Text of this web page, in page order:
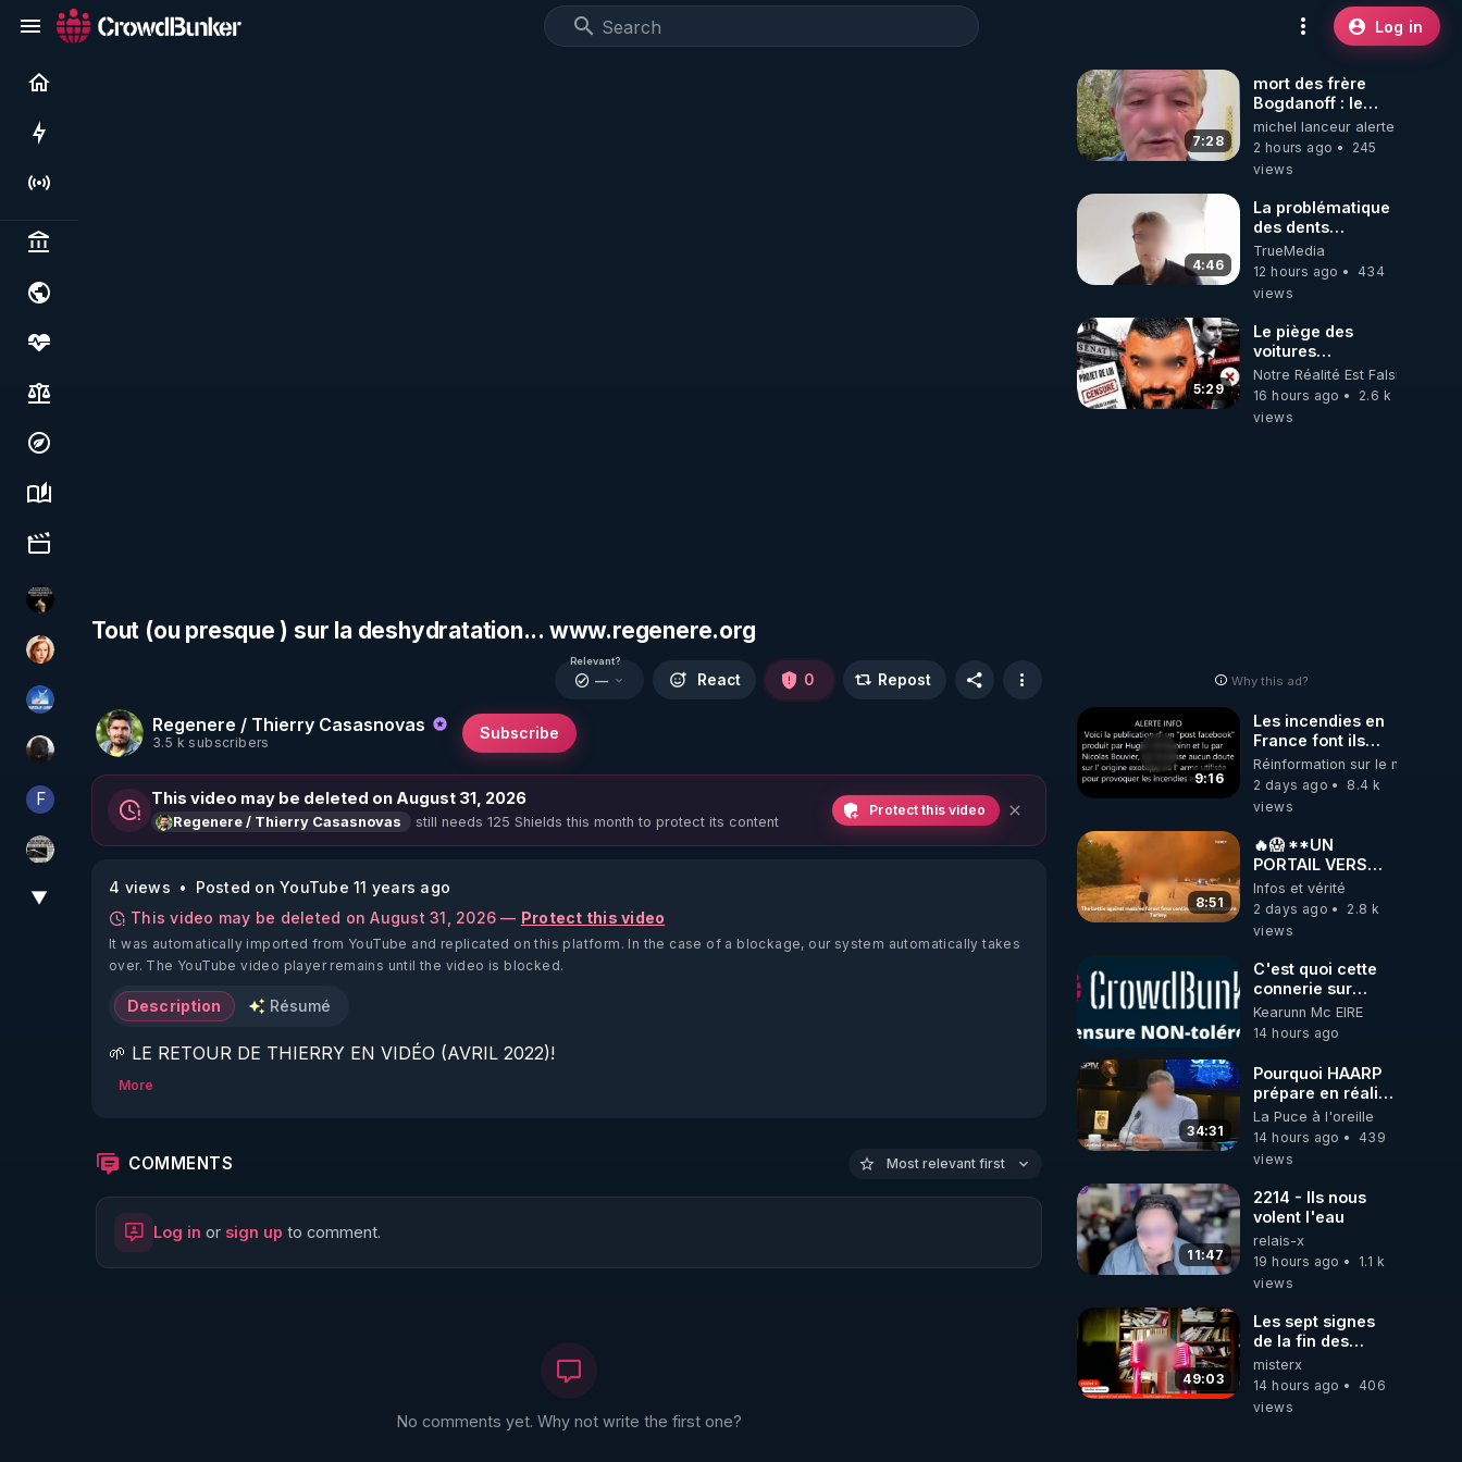
Log in
Politics & institutions
Society, justice & freedoms
Economy, environment & technology
Science, history & spirituality
Culture, media & entertainment
Infos et vérité
Ambr3
PAROLE LIBRE
TrueMedia
FFinalscape
ActuPlus11
▼
Tout (ou presque ) sur la deshydratation... www.regenere.org
Regenere / Thierry Casasnovas
3.5 k subscribers
Subscribe
Relevant?
— React 0 Repost
This video may be deleted on August 31, 2026
Regenere / Thierry Casasnovas still needs 125 Shields this month to protect its content
Protect this video
4 views
Posted on YouTube 11 years ago
This video may be deleted on August 31, 2026 — Protect this video
It was automatically imported from YouTube and replicated on this platform. In the case of a blockage, our system automatically takes
over. The YouTube video player remains until the video is blocked.
Description Résumé
🌱 LE RETOUR DE THIERRY EN VIDÉO (AVRIL 2022)!
🌱 LE MAGAZINE RÉGÉNÈRE
http://rgnr.li/ymag
More
COMMENTS Most relevant first
Log in or sign up to comment.
No comments yet. Why not write the first one?
7:28
mort des frère
Bogdanoff : le
mensonge d état
michel lanceur alerte
2 hours ago
245
views
4:46
La problématique
des dents
dévitalisées et
des implants
TrueMedia
12 hours ago
434
views
5:29
Le piège des
voitures
électriques se
referme sur les
usagers !
Notre Réalité Est Falsifiée Et
16 hours ago
2.6 k
views
Why this ad?
9:16
Les incendies en
France font ils
partie d' un plan
qui aurait débuté
le 11 septembre
Réinformation sur le monde
2 days ago
8.4 k
views
8:51
🔥😱 **UN
PORTAIL VERS
L'ENFER S'EST-IL
OUVERT EN
TURQUIE ?!🌍🔥
Infos et vérité
2 days ago
2.8 k
views
C'est quoi cette
connerie sur
CrowdBunker
???? Si on ne
peut plus publier,
c'est un peu de la
censure. Ne
payez pas les
boucliers pour
voir mes vidéos,
c'est une arnaque
chaine et mon
travail sont
gratuits. Je
préfère la voir
mourir que de voir
payer.
CrowdBunker
s'est tiré une
balle dans le pied
sans nos chaines
Kearunn Mc EIRE
14 hours ago
34:31
Pourquoi HAARP
prépare en réalité
un CHAOS
climatique, on
répond
La Puce à l'oreille
14 hours ago
439
views
11:47
2214 - Ils nous
volent l'eau
relais-x
19 hours ago
1.1 k
views
49:03
Les sept signes
de la fin des
temps selon
l’intervenant
misterx
14 hours ago
406
views